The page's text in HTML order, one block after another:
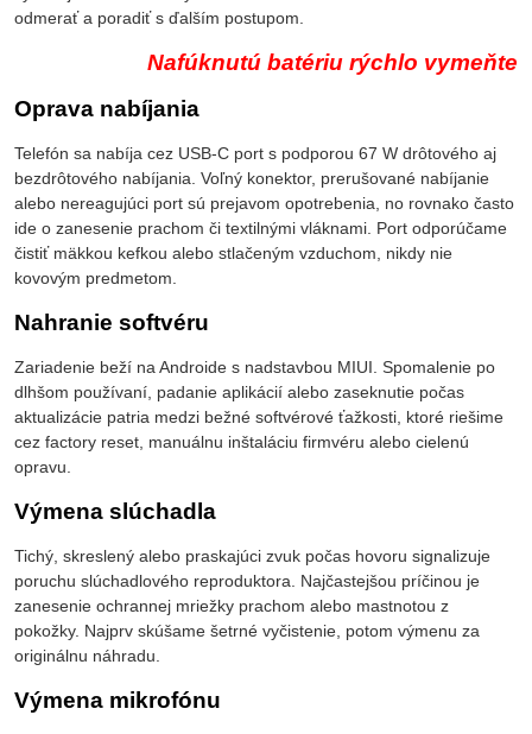
odmerať a poradiť s ďalším postupom.
Nafúknutú batériu rýchlo vymeňte
Oprava nabíjania
Telefón sa nabíja cez USB-C port s podporou 67 W drôtového aj
bezdrôtového nabíjania. Voľný konektor, prerušované nabíjanie
alebo nereagujúci port sú prejavom opotrebenia, no rovnako často
ide o zanesenie prachom či textilnými vláknami. Port odporúčame
čistiť mäkkou kefkou alebo stlačeným vzduchom, nikdy nie
kovovým predmetom.
Nahranie softvéru
Zariadenie beží na Androide s nadstavbou MIUI. Spomalenie po
dlhšom používaní, padanie aplikácií alebo zaseknutie počas
aktualizácie patria medzi bežné softvérové ťažkosti, ktoré riešime
cez factory reset, manuálnu inštaláciu firmvéru alebo cielenú
opravu.
Výmena slúchadla
Tichý, skreslený alebo praskajúci zvuk počas hovoru signalizuje
poruchu slúchadlového reproduktora. Najčastejšou príčinou je
zanesenie ochrannej mriežky prachom alebo mastnotou z
pokožky. Najprv skúšame šetrné vyčistenie, potom výmenu za
originálnu náhradu.
Výmena mikrofónu